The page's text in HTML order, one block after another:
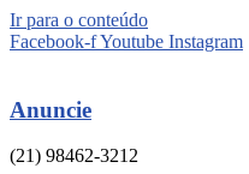
Ir para o conteúdo
Facebook-fYoutube Instagram
Anuncie
(21) 98462-3212